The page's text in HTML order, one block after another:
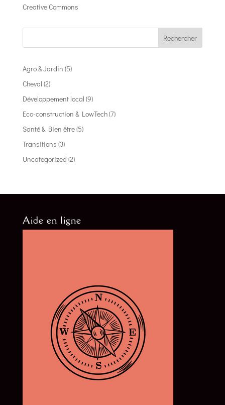
Creative Commons
Rechercher
Agro & Jardin (5)
Cheval (2)
Développement local (9)
Eco-construction & LowTech(7)
Santé & Bien être(5)
Transitions (3)
Uncategorized (2)
Aide en ligne